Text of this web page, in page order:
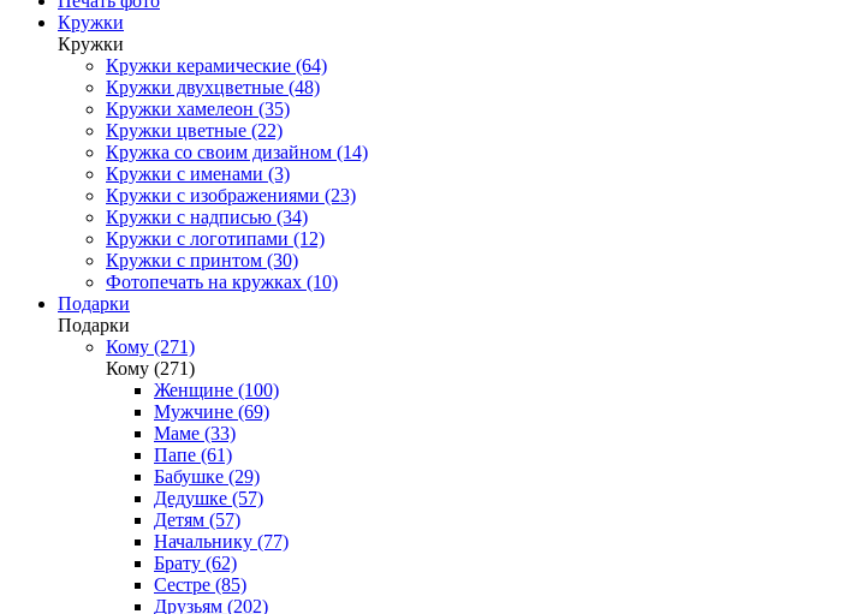
Кружки
Кружки
Кружки керамические (64)
Кружки двухцветные (48)
Кружки хамелеон (35)
Кружки цветные (22)
Кружка со своим дизайном (14)
Кружки с именами (3)
Кружки с изображениями (23)
Кружки с надписью (34)
Кружки с логотипами (12)
Кружки с принтом (30)
Фотопечать на кружках (10)
Подарки
Подарки
Кому (271)
Кому (271)
Женщине (100)
Мужчине (69)
Маме (33)
Папе (61)
Бабушке (29)
Дедушке (57)
Детям (57)
Начальнику (77)
Брату (62)
Сестре (85)
Друзьям (202)